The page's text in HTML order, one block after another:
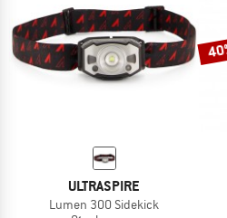
ULTRASPIRE
Lumen 300 Sidekick